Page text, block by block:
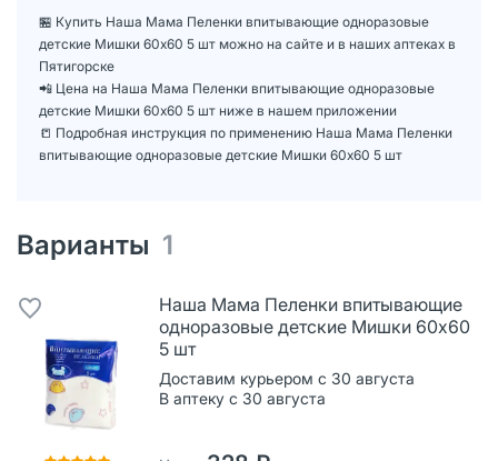
🏪 Купить Наша Мама Пеленки впитывающие одноразовые
детские Мишки 60х60 5 шт можно на сайте и в наших аптеках в
Пятигорске
📲 Цена на Наша Мама Пеленки впитывающие одноразовые
детские Мишки 60х60 5 шт ниже в нашем приложении
📒 Подробная инструкция по применению Наша Мама Пеленки
впитывающие одноразовые детские Мишки 60х60 5 шт
Варианты 1
Наша Мама Пеленки впитывающие
одноразовые детские Мишки 60х60
5 шт
Доставим курьером с 30 августа
В аптеку с 30 августа